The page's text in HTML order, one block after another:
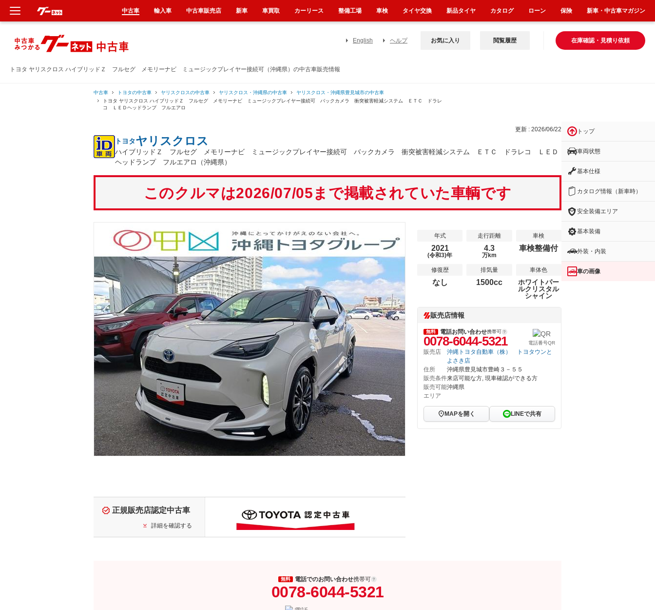
トヨタ ヤリスクロス ハイブリッドＺ フルセグ メモリーナビ ミュージックプレイヤー接続可（沖縄県）の中古車販売情報
English ヘルプ 在庫確認・見積り依頼
お気に入り 閲覧履歴
中古車 トヨタの中古車 ヤリスクロスの中古車 ヤリスクロス・沖縄県の中古車
ヤリスクロス・沖縄県豊見城市の中古車
トヨタ ヤリスクロス ハイブリッドＺ フルセグ メモリーナビ ミュージックプレイヤー接続可 バックカメラ 衝突被害軽減システム ＥＴＣ ドラレ
コ ＬＥＤヘッドランプ フルエアロ
更新 : 2026/06/22
トヨタヤリスクロス
ハイブリッドＺ フルセグ メモリーナビ ミュージックプレイヤー接続可 バックカメラ 衝突被害軽減システム ＥＴＣ ドラレコ ＬＥＤ
ヘッドランプ フルエアロ（沖縄県）
このクルマは2026/07/05まで掲載されていた車輌です
正規販売店認定中古車
詳細を確認する
年式
2021
(令和3)年
走行距離
4.3
万km
車検
車検整備付
修復歴
なし
排気量
1500cc
車体色
ホワイトパー
ルクリスタル
シャイン
販売店情報
無料 電話お問い合わせ携帯可
0078-6044-5321 電話番号QR
販売店
沖縄トヨタ自動車（株） トヨタウンと
よさき店
住所
沖縄県豊見城市豊崎３－５５
販売条件来店可能な方, 現車確認ができる方
販売可能
エリア
沖縄県
MAPを開く LINEで共有
無料 電話でのお問い合わせ携帯可
0078-6044-5321
トップ
車両状態
基本仕様
カタログ情報（新車時）
安全装備エリア
基本装備
外装・内装
車の画像
中古車 輸入車 中古車販売店 新車 車買取 カーリース 整備工場 車検 タイヤ交換 新品タイヤ カタログ ローン 保険 新車・中古車マガジン
新車
中古車